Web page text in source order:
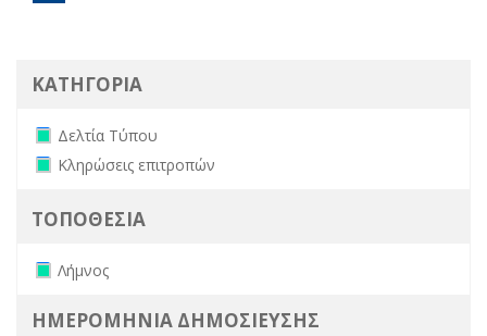
ΚΑΤΗΓΟΡΙΑ
Remove Δελτία Τύπου filter
Δελτία Τύπου
Remove Κληρώσεις επιτροπών filter
Κληρώσεις επιτροπών
ΤΟΠΟΘΕΣΙΑ
Remove Λήμνος filter
Λήμνος
ΗΜΕΡΟΜΗΝΙΑ ΔΗΜΟΣΙΕΥΣΗΣ